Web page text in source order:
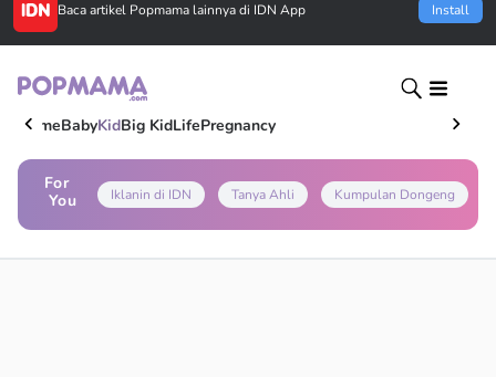
Baca artikel Popmama lainnya di IDN App Install
HomeBabyKidBig KidLifePregnancy
For
You
Iklanin di IDN Tanya Ahli Kumpulan Dongeng